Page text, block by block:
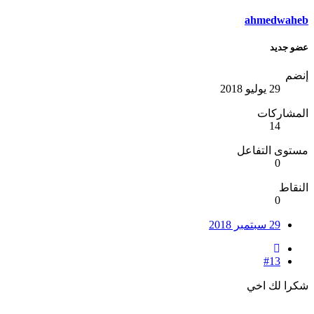
ahmedwaheb
عضو جديد
إنضم
29 يوليو 2018
المشاركات
14
مستوى التفاعل
0
النقاط
0
29 سبتمبر 2018
#13
شكرا لك اخي